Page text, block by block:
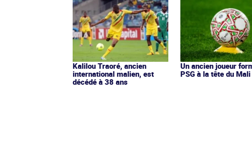
Kalilou Traoré, ancien
international malien, est
décédé à 38 ans
Un ancien joueur
PSG à la tête du Mali